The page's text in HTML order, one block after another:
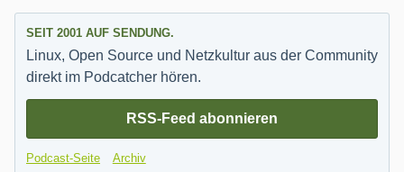
SEIT 2001 AUF SENDUNG.
Linux, Open Source und Netzkultur aus der Community
direkt im Podcatcher hören.
RSS-Feed abonnieren
Podcast-Seite Archiv